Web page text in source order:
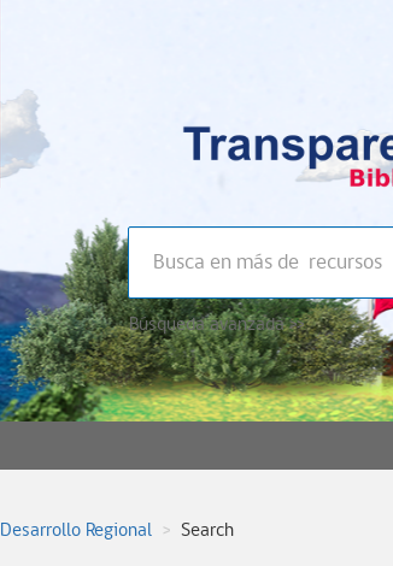
Búsqueda avanzada >>
Desarrollo Regional Search